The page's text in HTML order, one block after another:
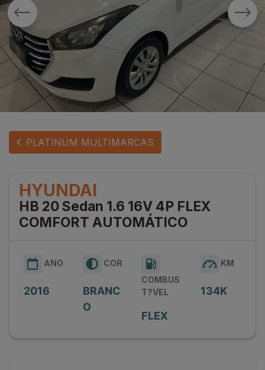
PLATINUM MULTIMARCAS
HYUNDAI
HB 20 Sedan 1.6 16V 4P FLEX
COMFORT AUTOMÁTICO
ANO
2016
COR
BRANC
O
COMBUS
T?VEL
FLEX
KM
134K